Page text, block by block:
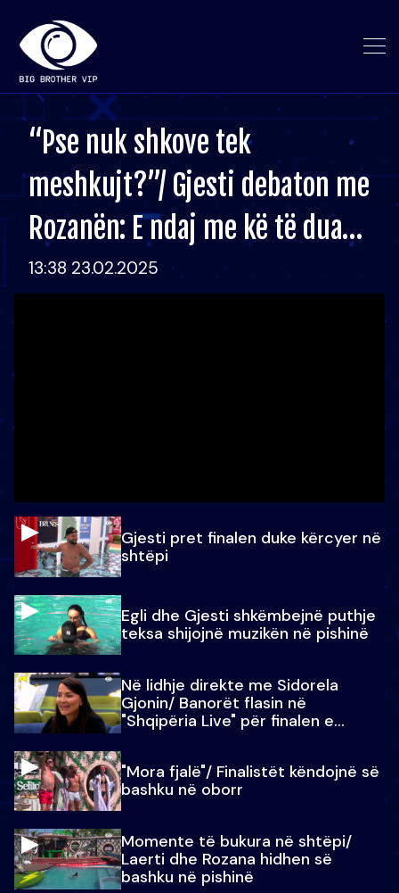
“Pse nuk shkove tek
meshkujt?”/ Gjesti debaton me
Rozanën: E ndaj me kë të dua…
13:38 23.02.2025
Gjesti pret finalen duke kërcyer në
shtëpi
Egli dhe Gjesti shkëmbejnë puthje
teksa shijojnë muzikën në pishinë
Në lidhje direkte me Sidorela
Gjonin/ Banorët flasin në
"Shqipëria Live" për finalen e
"Mora fjalë"/ Finalistët këndojnë së
bashku në oborr
Momente të bukura në shtëpi/
Laerti dhe Rozana hidhen së
bashku në pishinë